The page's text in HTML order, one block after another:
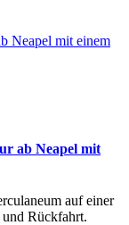
Neapel mit einem
ab Neapel mit
auf einer
Rückfahrt.